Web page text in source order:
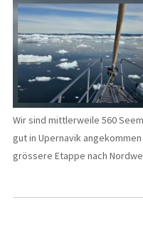
Wir sind mittlerweile 560
gut in Upernavik
grössere Etappe nach